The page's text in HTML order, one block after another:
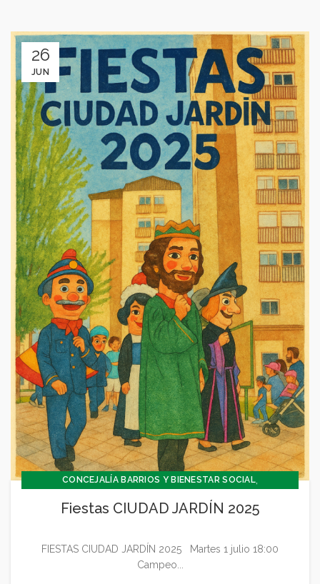
26
JUN
CONCEJALÍA BARRIOS Y BIENESTAR SOCIAL
CONCEJALÍA DEPORTES,CONCEJALÍA FESTEJOS
CULTURA,DEPORTES,FESTEJOS,GENERAL
Fiestas CIUDAD JARDÍN 2025
FIESTAS CIUDAD JARDÍN 2025 Martes 1 julio 18:00
Campeo...